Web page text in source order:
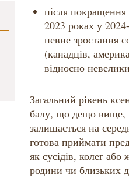
після
2023 роках у
певне зростання
(канадців,
відносно
Загальний рівень
балу, що дещо вище,
залишається на
готова приймати
як сусідів, колег
родини чи близьких